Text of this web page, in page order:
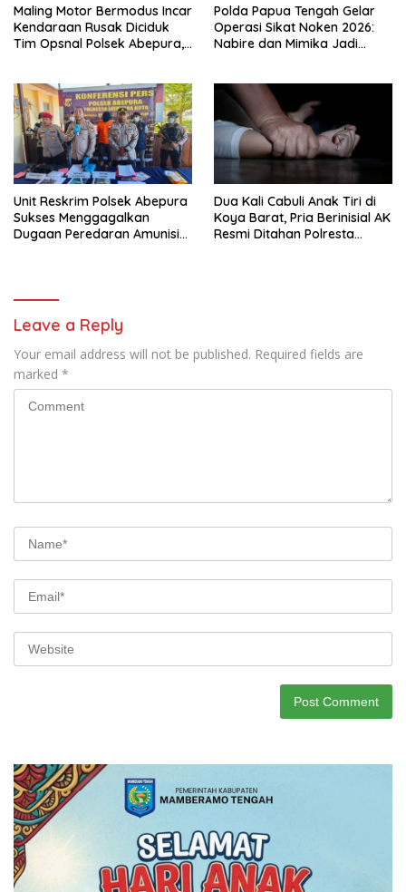
Maling Motor Bermodus Incar
Kendaraan Rusak Diciduk
Tim Opsnal Polsek Abepura,
Polda Papua Tengah Gelar
Operasi Sikat Noken 2026:
Nabire dan Mimika Jadi
Unit Reskrim Polsek Abepura
Sukses Menggagalkan
Dugaan Peredaran Amunisi
Dua Kali Cabuli Anak Tiri di
Koya Barat, Pria Berinisial AK
Resmi Ditahan Polresta
Leave a Reply
Your email address will not be published. Required fields are
marked *